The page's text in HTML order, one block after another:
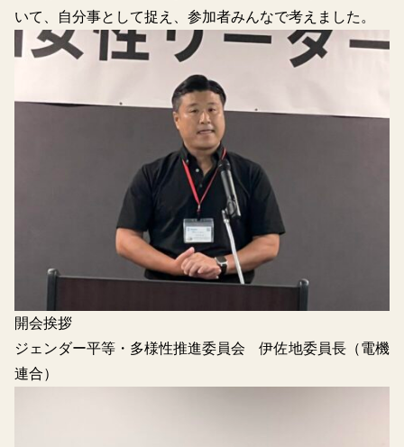
いて、自分事として捉え、参加者みんなで考えました。
開会挨拶
ジェンダー平等・多様性推進委員会 伊佐地委員長（電機
連合）